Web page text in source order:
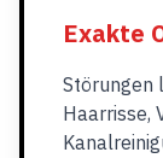
Exakte
Störungen
Haarrisse,